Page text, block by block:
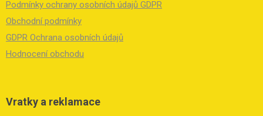
Podmínky ochrany osobních údajů GDPR
Obchodní podmínky
GDPR Ochrana osobních údajů
Hodnocení obchodu
Vratky a reklamace